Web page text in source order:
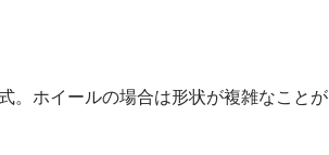
。ホイールの場合は形状が複雑なことが